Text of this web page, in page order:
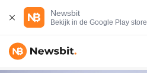
Newsbit
Bekijk in de Google Play store